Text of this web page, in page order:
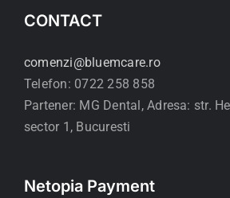
CONTACT
comenzi@bluemcare.ro
Telefon: 0722 258 858
Partener: MG Dental, Adresa: str.
sector 1, Bucuresti
Netopia Payment